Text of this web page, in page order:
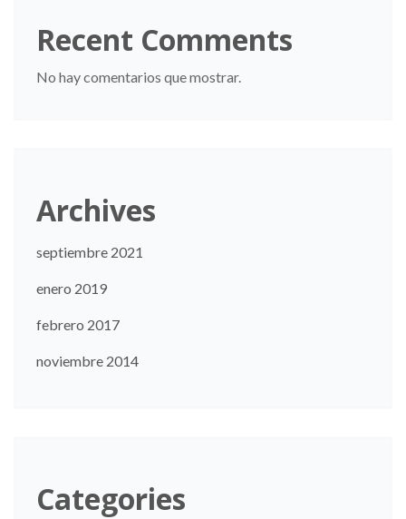
Recent Comments
No hay comentarios que mostrar.
Archives
septiembre 2021
enero 2019
febrero 2017
noviembre 2014
Categories